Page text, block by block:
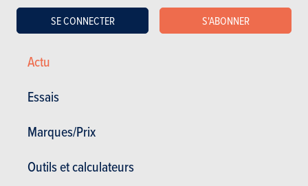
Actu
Essais
Marques/Prix
Outils et calculateurs
SE CONNECTER S'ABONNER
À l'instar de ses cousines de la famille Stellantis mentionnées ci-
dessus, la nouvelle Peugeot e-208 GTi transmet 280 ch et 345 Nm aux